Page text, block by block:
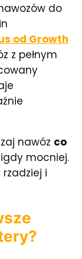
do
od Growth
z pełnym
nawóz co
mocniej.
rzadziej i